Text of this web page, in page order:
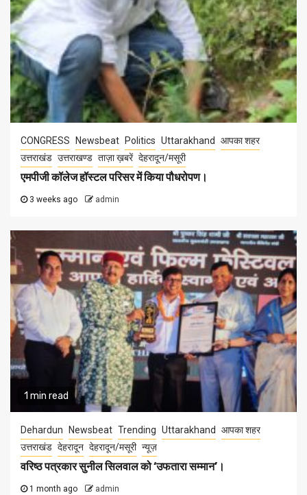
CONGRESS Newsbeat Politics Uttarakhand
आपका शहर
उत्तराखंड उत्तराखण्ड ताज़ा ख़बरें देहरादून/मसूरी
एमपीजी कॉलेज हॉस्टल परिसर में किया पौधरोपण।
3 weeks ago admin
1 min read
Dehardun Newsbeat Trending Uttarakhand
आपका शहर
उत्तराखंड देहरादून देहरादून/मसूरी न्यूज़
वरिष्ठ पत्रकार सुनील सिलवाल को ‘उफतारा सम्मान’।
1 month ago admin